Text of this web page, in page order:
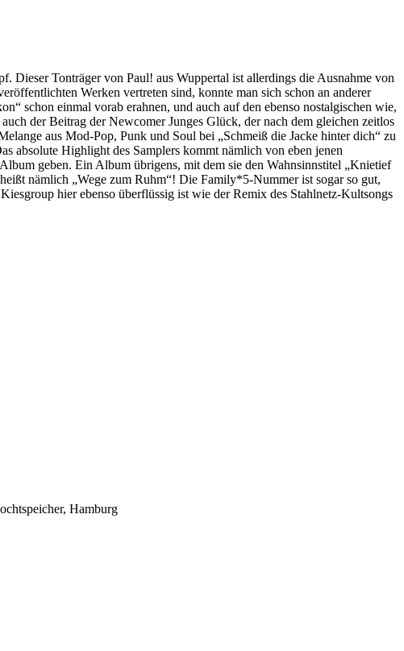
Tonträger von Paul! aus Wuppertal ist allerdings die Ausnahme von
Werken vertreten sind, konnte man sich schon an anderer
schon einmal vorab erahnen, und auch auf den ebenso nostalgischen wie,
der Beitrag der Newcomer Junges Glück, der nach dem gleichen zeitlos
aus Mod-Pop, Punk und Soul bei „Schmeiß die Jacke hinter dich“ zu
absolute Highlight des Samplers kommt nämlich von eben jenen
geben. Ein Album übrigens, mit dem sie den Wahnsinnstitel „Knietief
nämlich „Wege zum Ruhm“! Die Family*5-Nummer ist sogar so gut,
hier ebenso überflüssig ist wie der Remix des Stahlnetz-Kultsongs